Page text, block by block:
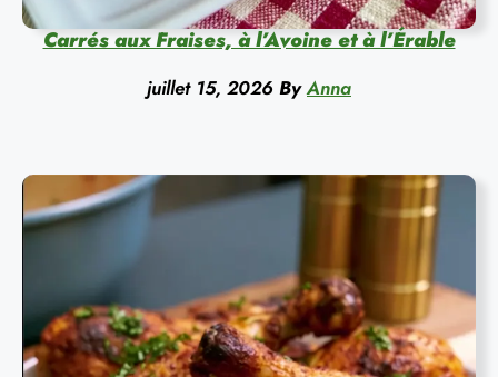
Carrés aux Fraises, à l’Avoine et à l’Érable
juillet 15, 2026 By Anna